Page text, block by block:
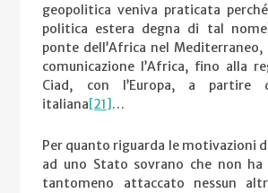
geopolitica veniva praticata
politica estera degna di tal
ponte dell’Africa nel
comunicazione l’Africa, fino alla
Ciad, con l’Europa, a partire
italiana[21]…
Per quanto riguarda le motivazioni
ad uno Stato sovrano che non ha
tantomeno attaccato nessun